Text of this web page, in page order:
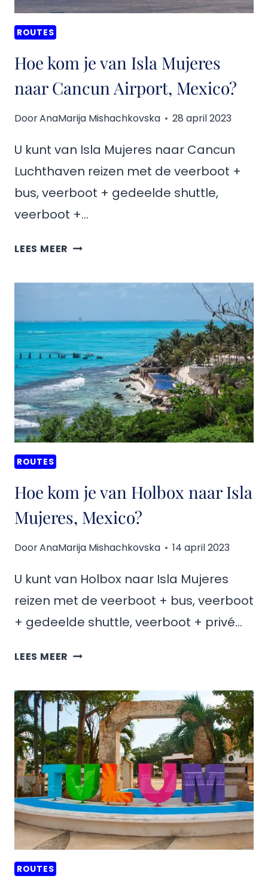
ROUTES
Hoe kom je van Isla Mujeres
naar Cancun Airport, Mexico?
DoorAnaMarija Mishachkovska 28 april 2023
U kunt van Isla Mujeres naar Cancun
Luchthaven reizen met de veerboot +
bus, veerboot + gedeelde shuttle,
veerboot +…
LEES MEER HOE
MUJERES
NAAR
CANCUN
AIRPORT,
MEXICO?
ROUTES
Hoe kom je van Holbox naar Isla
Mujeres, Mexico?
DoorAnaMarija Mishachkovska 14 april 2023
U kunt van Holbox naar Isla Mujeres
reizen met de veerboot + bus, veerboot
+ gedeelde shuttle, veerboot + privé…
LEES MEER HOE
VAN
HOLBOX
NAAR
ISLA
MUJERES,
MEXICO?
ROUTES